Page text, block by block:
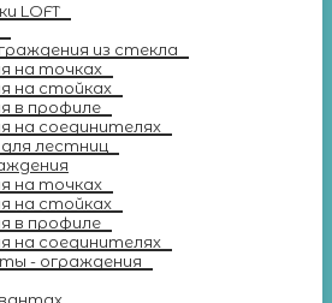
LOFT
из стекла
на точках
на стойках
в профиле
на соединителях
лестниц
на точках
на стойках
в профиле
на соединителях
- ограждения